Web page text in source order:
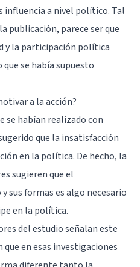
influencia a nivel político. Tal
publicación, parece ser que
y la participación política
se había supuesto
a la acción?
se habían realizado con
que la insatisfacción
en la política. De hecho, la
sugieren que el
sus formas es algo necesario
en la política.
del estudio señalan este
en esas investigaciones